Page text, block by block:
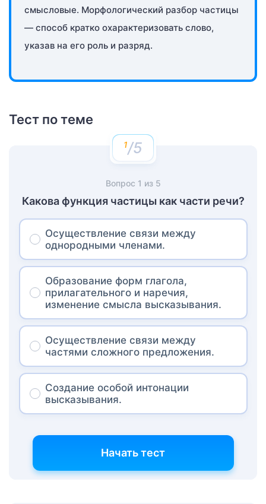
смысловые. Морфологический разбор частицы
— способ кратко охарактеризовать слово,
указав на его роль и разряд.
Тест по теме
/5
Вопрос 1 из 5
Какова функция частицы как части речи?
Осуществление связи между
однородными членами.
Образование форм глагола,
прилагательного и наречия,
изменение смысла высказывания.
Осуществление связи между
частями сложного предложения.
Создание особой интонации
высказывания.
Начать тест